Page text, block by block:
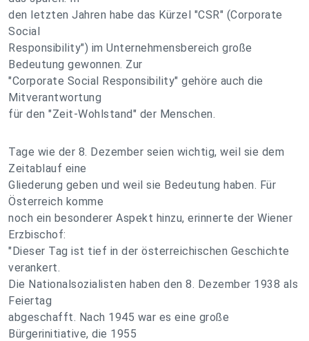
den letzten Jahren habe das Kürzel "CSR" (Corporate
Social
Responsibility") im Unternehmensbereich große
Bedeutung gewonnen. Zur
"Corporate Social Responsibility" gehöre auch die
Mitverantwortung
für den "Zeit-Wohlstand" der Menschen.
Tage wie der 8. Dezember seien wichtig, weil sie dem
Zeitablauf eine
Gliederung geben und weil sie Bedeutung haben. Für
Österreich komme
noch ein besonderer Aspekt hinzu, erinnerte der Wiener
Erzbischof:
"Dieser Tag ist tief in der österreichischen Geschichte
verankert.
Die Nationalsozialisten haben den 8. Dezember 1938 als
Feiertag
abgeschafft. Nach 1945 war es eine große
Bürgerinitiative, die 1955